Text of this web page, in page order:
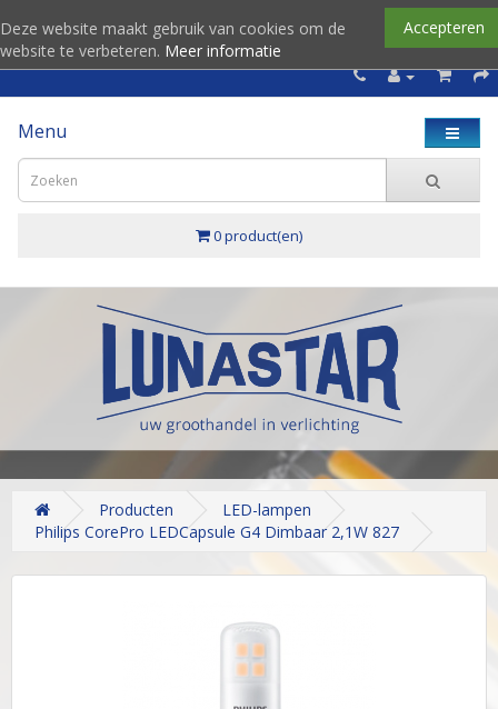
Accepteren
Deze website maakt gebruik van cookies om de
website te verbeteren. Meer informatie
Menu
0 product(en)
Producten
LED-lampen
Philips CorePro LEDCapsule G4 Dimbaar 2,1W 827